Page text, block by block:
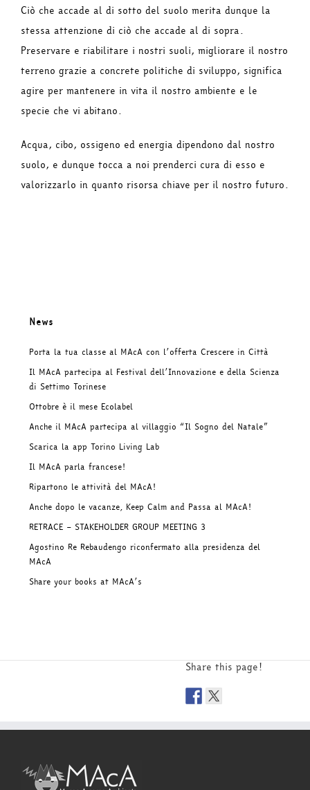
Ciò che accade al di sotto del suolo merita dunque la
stessa attenzione di ciò che accade al di sopra.
Preservare e riabilitare i nostri suoli, migliorare il nostro
terreno grazie a concrete politiche di sviluppo, significa
agire per mantenere in vita il nostro ambiente e le
specie che vi abitano.
Acqua, cibo, ossigeno ed energia dipendono dal nostro
suolo, e dunque tocca a noi prenderci cura di esso e
valorizzarlo in quanto risorsa chiave per il nostro futuro.
News
Porta la tua classe al MAcA con l’offerta Crescere in Città
Il MAcA partecipa al Festival dell’Innovazione e della Scienza
di Settimo Torinese
Ottobre è il mese Ecolabel
Anche il MAcA partecipa al villaggio “Il Sogno del Natale”
Scarica la app Torino Living Lab
Il MAcA parla francese!
Ripartono le attività del MAcA!
Anche dopo le vacanze, Keep Calm and Passa al MAcA!
RETRACE – STAKEHOLDER GROUP MEETING 3
Agostino Re Rebaudengo riconfermato alla presidenza del
MAcA
Share your books at MAcA’s
Share this page!